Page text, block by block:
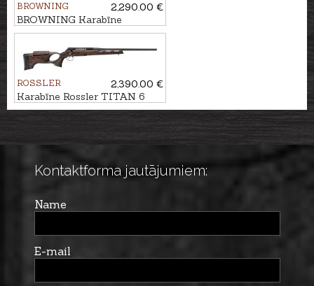
BROWNING
2,290.00 €
BROWNING Karabīne
MARAL 4X Hunter Pistol
2GR kal. .30-06 M14x1
ROSSLER
2,390.00 €
Karabīne Rossler TITAN 6
Hunter kal. .30-06 M15x1
Kontaktforma jautājumiem:
Name
E-mail